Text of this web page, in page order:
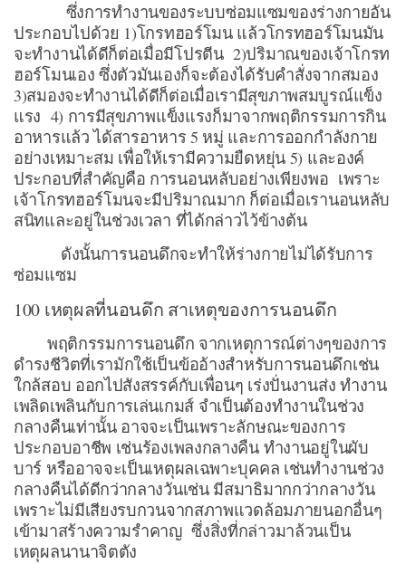
ซึ่งการทำงานของระบบซ่อมแซมของร่างกายอัน
ประกอบไปด้วย 1)โกรทฮอร์โมน แล้วโกรทฮอร์โมนมัน
จะทำงานได้ดีก็ต่อเมื่อมีโปรตีน 2)ปริมาณของเจ้าโกรท
ฮอร์โมนเอง ซึ่งตัวมันเองก็จะต้องได้รับคำสั่งจากสมอง
3)สมองจะทำงานได้ดีก็ต่อเมื่อเรามีสุขภาพสมบูรณ์แข็ง
แรง 4) การมีสุขภาพแข็งแรงก็มาจากพฤติกรรมการกิน
อาหารแล้ว ได้สารอาหาร 5 หมู่ และการออกกำลังกาย
อย่างเหมาะสม เพื่อให้เรามีความยืดหยุ่น 5) และองค์
ประกอบที่สำคัญคือ การนอนหลับอย่างเพียงพอ เพราะ
เจ้าโกรทฮอร์โมนจะมีปริมาณมาก ก็ต่อเมื่อเรานอนหลับ
สนิทและอยู่ในช่วงเวลา ที่ได้กล่าวไว้ข้างต้น
ดังนั้นการนอนดึกจะทำให้ร่างกายไม่ได้รับการ
ซ่อมแซม
100 เหตุผลที่นอนดึก สาเหตุของการนอนดึก
พฤติกรรมการนอนดึก จากเหตุการณ์ต่างๆของการ
ดำรงชีวิตที่เรามักใช้เป็นข้ออ้างสำหรับการนอนดึกเช่น
ใกล้สอบ ออกไปสังสรรค์กับเพื่อนๆ เร่งปั่นงานส่ง ทำงาน
เพลิดเพลินกับการเล่นเกมส์ จำเป็นต้องทำงานในช่วง
กลางคืนเท่านั้น อาจจะเป็นเพราะลักษณะของการ
ประกอบอาชีพ เช่นร้องเพลงกลางคืน ทำงานอยู่ในผับ
บาร์ หรืออาจจะเป็นเหตุผลเฉพาะบุคคล เช่นทำงานช่วง
กลางคืนได้ดีกว่ากลางวันเช่น มีสมาธิมากกว่ากลางวัน
เพราะไม่มีเสียงรบกวนจากสภาพแวดล้อมภายนอกอื่นๆ
เข้ามาสร้างความรำคาญ ซึ่งสิ่งที่กล่าวมาล้วนเป็น
เหตุผลนานาจิตตัง